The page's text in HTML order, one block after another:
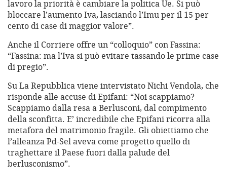
lavoro la priorità è cambiare la politica Ue. Si può
bloccare l’aumento Iva, lasciando l’Imu per il 15 per
cento di case di maggior valore”.
Anche il Corriere offre un “colloquio” con Fassina:
“Fassina: ma l’Iva si può evitare tassando le prime case
di pregio”.
Su La Repubblica viene intervistato Nichi Vendola, che
risponde alle accuse di Epifani: “Noi scappiamo?
Scappiamo dalla resa a Berlusconi, dal compimento
della sconfitta. E’ incredibile che Epifani ricorra alla
metafora del matrimonio fragile. Gli obiettiamo che
l’alleanza Pd-Sel aveva come progetto quello di
traghettare il Paese fuori dalla palude del
berlusconismo”.